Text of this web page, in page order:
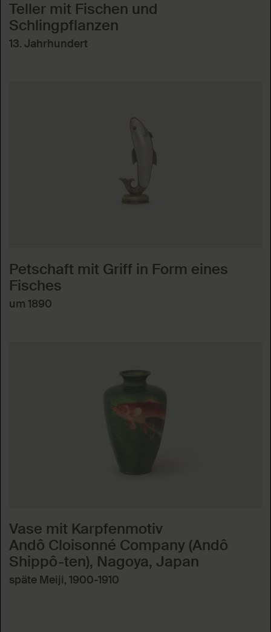
Teller mit Fischen und
Schlingpflanzen
13. Jahrhundert
Petschaft mit Griff in Form eines
Fisches
um 1890
Vase mit Karpfenmotiv
Andô Cloisonné Company (Andô
Shippô-ten), Nagoya, Japan
späte Meiji, 1900-1910